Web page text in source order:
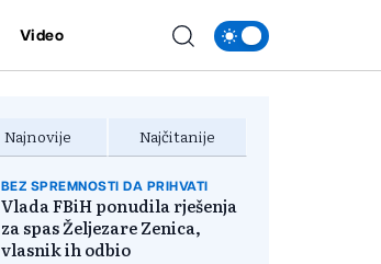
Video
Najnovije Najčitanije
BEZ SPREMNOSTI DA PRIHVATI
Vlada FBiH ponudila rješenja
za spas Željezare Zenica,
vlasnik ih odbio